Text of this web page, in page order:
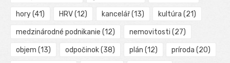
hory(41) HRV(12) kancelář(13) kultúra (21)
medzinárodné podnikanie (12) nemovitosti (27)
objem (13) odpočinok(38) plán (12) príroda (20)